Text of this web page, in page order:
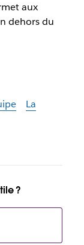
aux
dehors du
La
?